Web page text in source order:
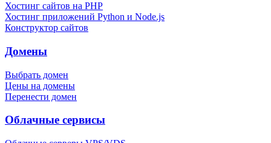
Хостинг сайтов на PHP
Хостинг приложений Python и Node.js
Конструктор сайтов
Домены
Выбрать домен
Цены на домены
Перенести домен
Облачные сервисы